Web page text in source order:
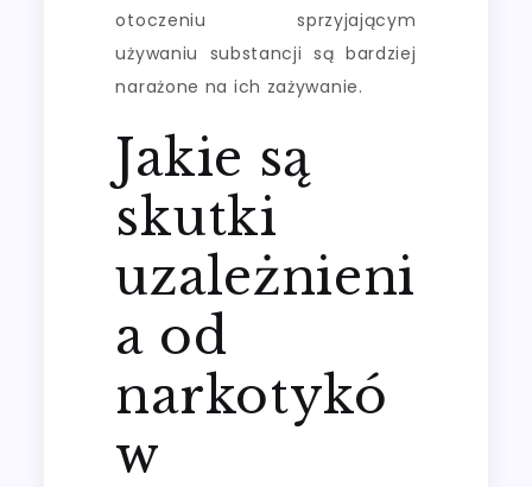
otoczeniu sprzyjającym
używaniu substancji są bardziej
narażone na ich zażywanie.
Jakie są
skutki
uzależnieni
a od
narkotykó
w